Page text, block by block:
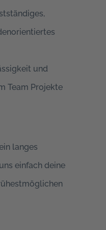
und
Team Projekte
langes
einfach deine